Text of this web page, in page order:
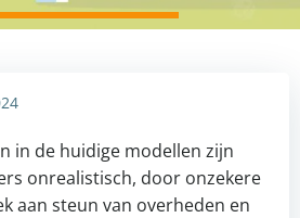
in de huidige modellen zijn
onrealistisch, door onzekere
aan steun van overheden en